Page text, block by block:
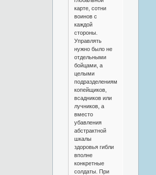
карте, сотни
воинов с
каждой
стороны.
Управлять
нужно было не
отдельными
бойцами, а
целыми
подразделениями
копейщиков,
всадников или
лучников, а
вместо
убавления
абстрактной
шкалы
здоровья гибли
вполне
конкретные
солдаты. При